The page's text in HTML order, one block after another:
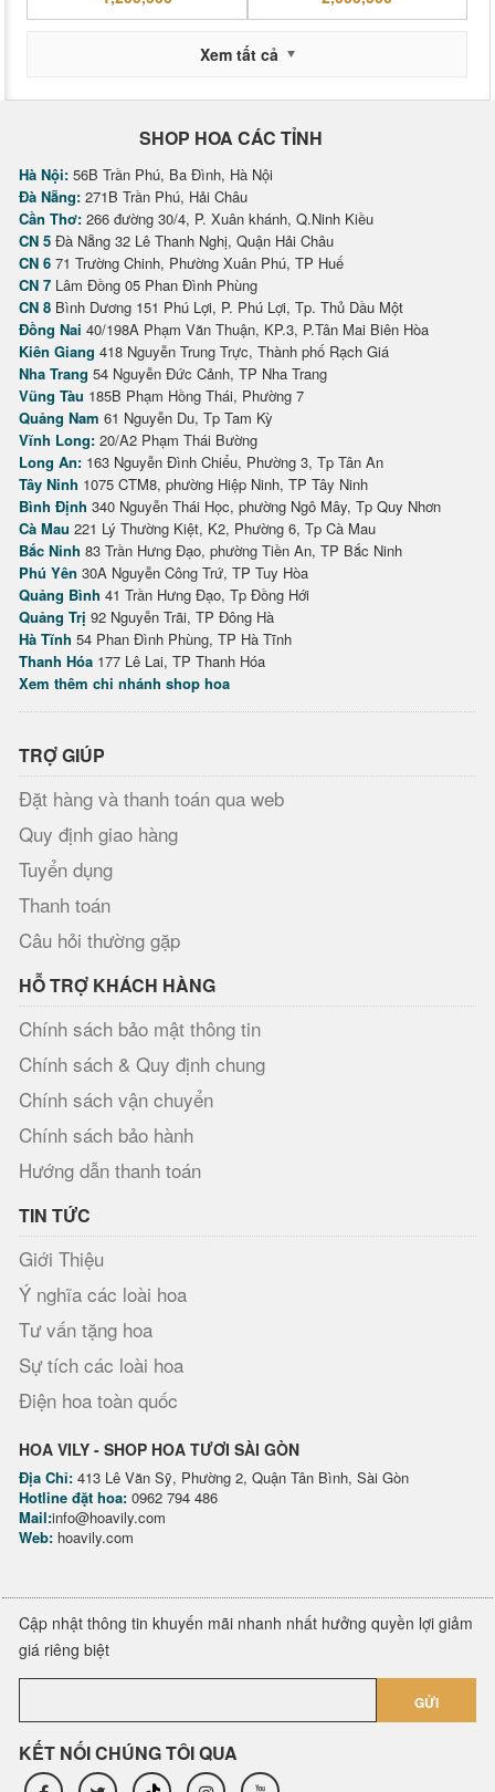
Xem tất cả
SHOP HOA CÁC TỈNH
Hà Nội: 56B Trần Phú, Ba Đình, Hà Nội
Đà Nẵng: 271B Trần Phú, Hải Châu
Cần Thơ: 266 đường 30/4, P. Xuân khánh, Q.Ninh Kiều
CN 5 Đà Nẵng 32 Lê Thanh Nghị, Quận Hải Châu
CN 6 71 Trường Chinh, Phường Xuân Phú, TP Huế
CN 7 Lâm Đồng 05 Phan Đình Phùng
CN 8 Bình Dương 151 Phú Lợi, P. Phú Lợi, Tp. Thủ Dầu Một
Đồng Nai 40/198A Phạm Văn Thuận, KP.3, P.Tân Mai Biên Hòa
Kiên Giang 418 Nguyễn Trung Trực, Thành phố Rạch Giá
Nha Trang 54 Nguyễn Đức Cảnh, TP Nha Trang
Vũng Tàu 185B Phạm Hồng Thái, Phường 7
Quảng Nam 61 Nguyễn Du, Tp Tam Kỳ
Vĩnh Long: 20/A2 Phạm Thái Bường
Long An: 163 Nguyễn Đình Chiểu, Phường 3, Tp Tân An
Tây Ninh 1075 CTM8, phường Hiệp Ninh, TP Tây Ninh
Bình Định 340 Nguyễn Thái Học, phường Ngô Mây, Tp Quy Nhơn
Cà Mau 221 Lý Thường Kiệt, K2, Phường 6, Tp Cà Mau
Bắc Ninh 83 Trần Hưng Đạo, phường Tiền An, TP Bắc Ninh
Phú Yên 30A Nguyễn Công Trứ, TP Tuy Hòa
Quảng Bình 41 Trần Hưng Đạo, Tp Đồng Hới
Quảng Trị 92 Nguyễn Trãi, TP Đông Hà
Hà Tĩnh 54 Phan Đình Phùng, TP Hà Tĩnh
Thanh Hóa 177 Lê Lai, TP Thanh Hóa
Xem thêm chi nhánh shop hoa
TRỢ GIÚP
Đặt hàng và thanh toán qua web
Quy định giao hàng
Tuyển dụng
Thanh toán
Câu hỏi thường gặp
HỖ TRỢ KHÁCH HÀNG
Chính sách bảo mật thông tin
Chính sách & Quy định chung
Chính sách vận chuyển
Chính sách bảo hành
Hướng dẫn thanh toán
TIN TỨC
Giới Thiệu
Ý nghĩa các loài hoa
Tư vấn tặng hoa
Sự tích các loài hoa
Điện hoa toàn quốc
HOA VILY - SHOP HOA TƯƠI SÀI GÒN
Địa Chỉ: 413 Lê Văn Sỹ, Phường 2, Quận Tân Bình, Sài Gòn
Hotline đặt hoa: 0962 794 486
Mail:info@hoavily.com
Web: hoavily.com
Cập nhật thông tin khuyến mãi nhanh nhất hưởng quyền lợi giảm
giá riêng biệt
GỬI
KẾT NỐI CHÚNG TÔI QUA